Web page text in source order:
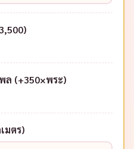
ล (+350×พระ)
มตร)